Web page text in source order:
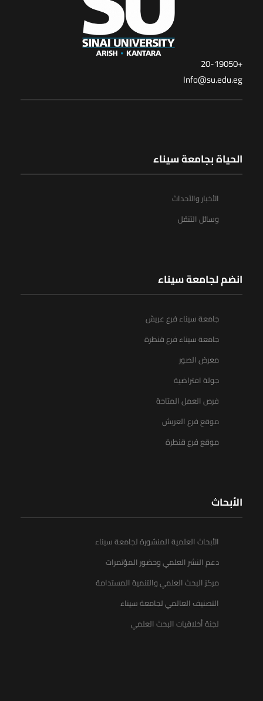
+20-19050
Info@su.edu.eg
الحياة بجامعة سيناء
الأخبار والأحداث
وسائل التنقل
انضم لجامعة سيناء
جامعة سيناء فرع عريش
جامعة سيناء فرع قنطرة
معرض الصور
جولة افتراضية
فرص العمل المتاحة
موقع فرع العريش
موقع فرع قنطرة
الأبحاث
الأبحاث العلمية المنشورة لجامعة سيناء
دعم النشر العلمي وحضور المؤتمرات
مركز البحث العلمي والتنمية المستدامة
التصنيف العالمي لجامعة سيناء
لجنة أخلاقيات البحث العلمي